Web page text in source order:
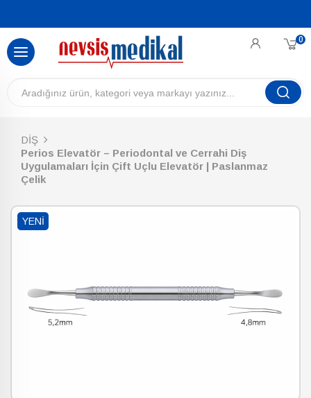
0
DİŞ
Perios Elevatör – Periodontal ve Cerrahi Diş
Uygulamaları İçin Çift Uçlu Elevatör | Paslanmaz
Çelik
YENI